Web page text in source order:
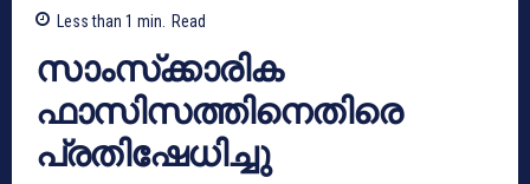
Less than 1 min. Read
സാംസ്‌ക്കാരിക
ഫാസിസത്തിനെതിരെ
പ്രതിഷേധിച്ചു